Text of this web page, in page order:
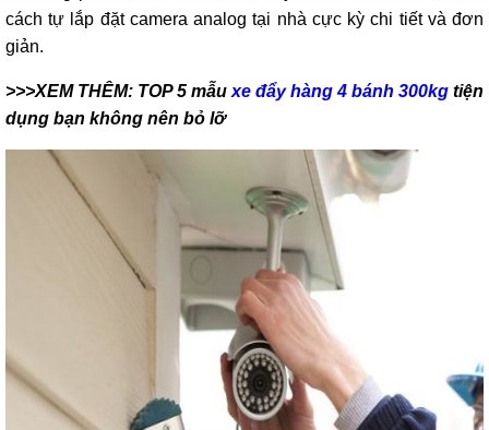
nhôm
gấp
(
rút
)
Thang
nhôm
Thương
cách tự lắp đặt camera analog tại nhà cực kỳ chi tiết và đơn
giản.
>>>XEM THÊM: TOP 5 mẫu xe đẩy hàng 4 bánh 300kg tiện
dụng bạn không nên bỏ lỡ